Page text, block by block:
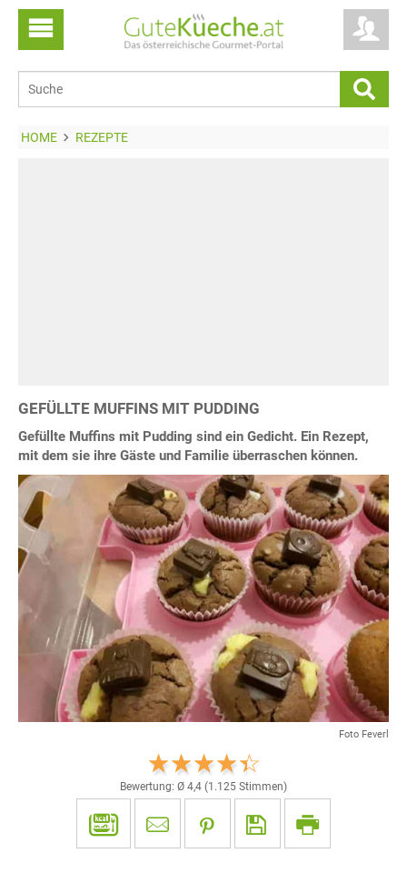
HOME REZEPTE
GEFÜLLTE MUFFINS MIT PUDDING
Gefüllte Muffins mit Pudding sind ein Gedicht. Ein Rezept,
mit dem sie ihre Gäste und Familie überraschen können.
Foto Feverl
Bewertung: Ø 4,4 (1.125 Stimmen)